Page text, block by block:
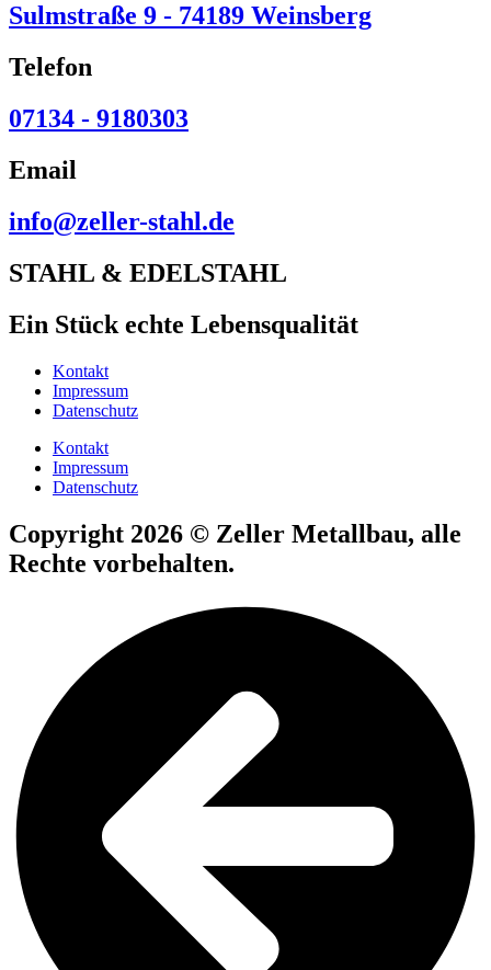
Sulmstraße 9 - 74189 Weinsberg
Telefon
07134 - 9180303
Email
info@zeller-stahl.de
STAHL & EDELSTAHL
Ein Stück echte Lebensqualität
Kontakt
Impressum
Datenschutz
Kontakt
Impressum
Datenschutz
Copyright 2026 © Zeller Metallbau, alle
Rechte vorbehalten.